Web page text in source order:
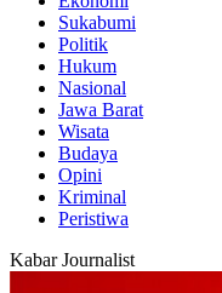
Sukabumi
Politik
Hukum
Nasional
Jawa Barat
Wisata
Budaya
Opini
Kriminal
Peristiwa
Kabar Journalist